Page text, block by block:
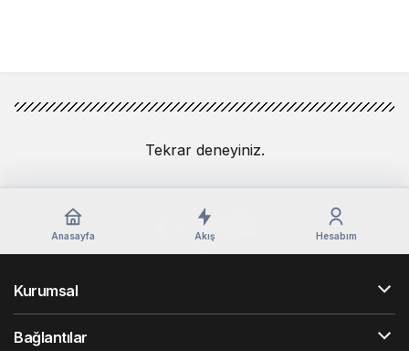
Tekrar deneyiniz.
Anasayfa Akış Hesabım
Kurumsal
Bağlantılar